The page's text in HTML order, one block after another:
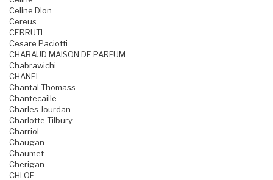
Celine Dion
Cereus
CERRUTI
Cesare Paciotti
CHABAUD MAISON DE PARFUM
Chabrawichi
CHANEL
Chantal Thomass
Chantecaille
Charles Jourdan
Charlotte Tilbury
Charriol
Chaugan
Chaumet
Cherigan
CHLOE